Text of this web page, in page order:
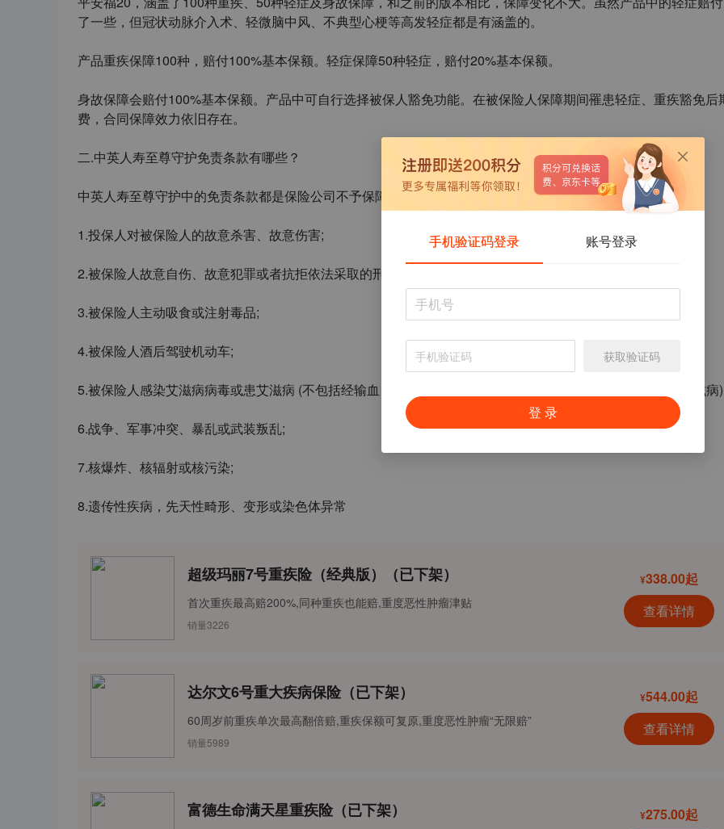
了一些，但冠状动脉介入术、轻微脑中风、不典型心梗等高发轻症都是有涵盖的。
产品重疾保障100种，赔付100%基本保额。轻症保障50种轻症，赔付20%基本保额。
身故保障会赔付100%基本保额。产品中可自行选择被保人豁免功能。在被保险人保障期间罹患轻症、重疾豁免后
费，合同保障效力依旧存在。
二.中英人寿至尊守护免责条款有哪些？
中英人寿至尊守护中的免责条款都是保险公司不予保障的风险情形：
1.投保人对被保险人的故意杀害、故意伤害;
2.被保险人故意自伤、故意犯罪或者抗拒依法采取的刑事强制措施
3.被保险人主动吸食或注射毒品;
4.被保险人酒后驾驶机动车;
5.被保险人感染艾滋病病毒或患艾滋病 (不包括经输血、因职业关系、 器官移植导致的艾滋病病毒感染或患艾滋病
6.战争、军事冲突、暴乱或武装叛乱;
7.核爆炸、核辐射或核污染;
8.遗传性疾病，先天性畸形、变形或染色体异常
超级玛丽7号重疾险（经典版）（已下架）
首次重疾最高赔200%,同种重疾也能赔,重度恶性肿瘤津贴
销量3226
¥338.00起
查看详情
达尔文6号重大疾病保险（已下架）
60周岁前重疾单次最高翻倍赔,重疾保额可复原,重度恶性肿瘤“无限赔”
销量5989
¥544.00起
查看详情
富德生命满天星重疾险（已下架） ¥275.00起
手机验证码登录 账号登录
获取验证码
登 录